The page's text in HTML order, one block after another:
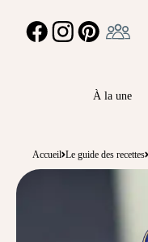
FACEBOOKINSTAGRAMPINTEREST
À la une
Accueil Le guide des recettes